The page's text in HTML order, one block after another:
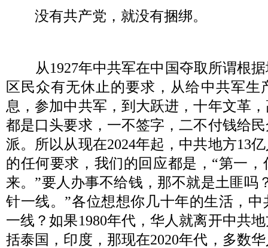
没有共产党，就没有捆绑。
从1927年中共军在中国夺取所谓根
区民众有无休止的要求，从给中共军生
息，参加中共军，到大跃进，十年文革
都是口头要求，一不签字，二不付钱给
派。所以从现在2024年起，中共地方13
的任何要求，我们的回应都是， “第一，
来。 ”要人办事不给钱，那不就是土匪吗
针一线。 ”各位想想你几十年的生活，
一线？如果1980年代，华人就离开中共
括泰国，印度，那现在2020年代，多数